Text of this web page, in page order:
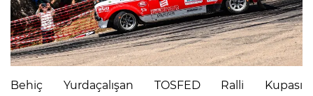
Behiç Yurdaçalışan TOSFED Ralli Kupası